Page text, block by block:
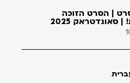
| הסרט הזוכה
2025